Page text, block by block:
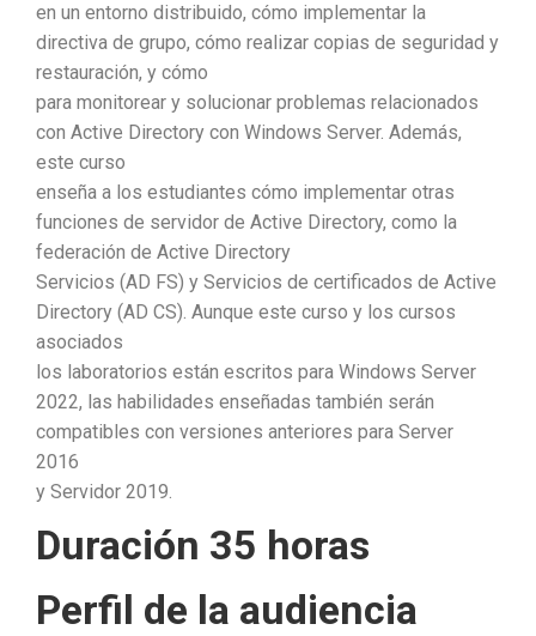
en un entorno distribuido, cómo implementar la
directiva de grupo, cómo realizar copias de seguridad y
restauración, y cómo
para monitorear y solucionar problemas relacionados
con Active Directory con Windows Server. Además,
este curso
enseña a los estudiantes cómo implementar otras
funciones de servidor de Active Directory, como la
federación de Active Directory
Servicios (AD FS) y Servicios de certificados de Active
Directory (AD CS). Aunque este curso y los cursos
asociados
los laboratorios están escritos para Windows Server
2022, las habilidades enseñadas también serán
compatibles con versiones anteriores para Server
2016
y Servidor 2019.
Duración 35 horas
Perfil de la audiencia